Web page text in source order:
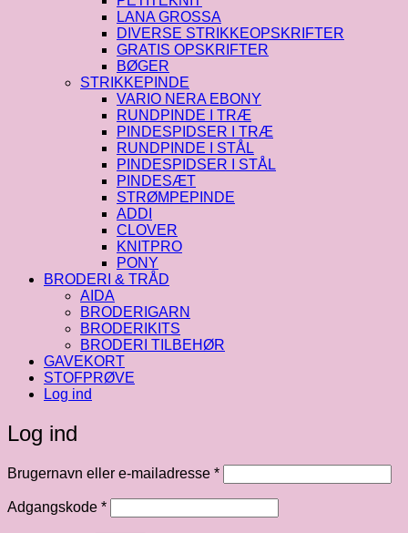
LANA GROSSA
DIVERSE STRIKKEOPSKRIFTER
GRATIS OPSKRIFTER
BØGER
STRIKKEPINDE
VARIO NERA EBONY
RUNDPINDE I TRÆ
PINDESPIDSER I TRÆ
RUNDPINDE I STÅL
PINDESPIDSER I STÅL
PINDESÆT
STRØMPEPINDE
ADDI
CLOVER
KNITPRO
PONY
BRODERI & TRÅD
AIDA
BRODERIGARN
BRODERIKITS
BRODERI TILBEHØR
GAVEKORT
STOFPRØVE
Log ind
Log ind
Brugernavn eller e-mailadresse *Påkrævet
Adgangskode *Påkrævet